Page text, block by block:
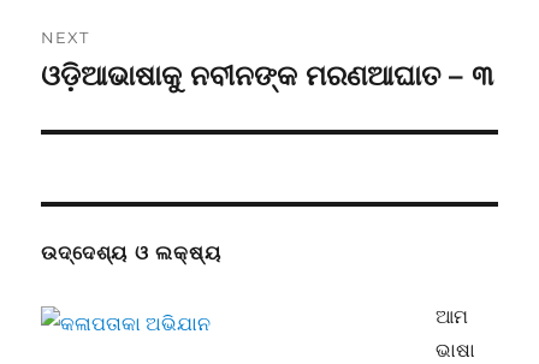
NEXT
Next
ଓଡ଼ିଆଭାଷାକୁ ନବୀନଙ୍କ ମରଣଆଘାତ – ୩
ଉଦ୍ଦେଶ୍ୟ ଓ ଲକ୍ଷ୍ୟ
ଆମ
ଭାଷା